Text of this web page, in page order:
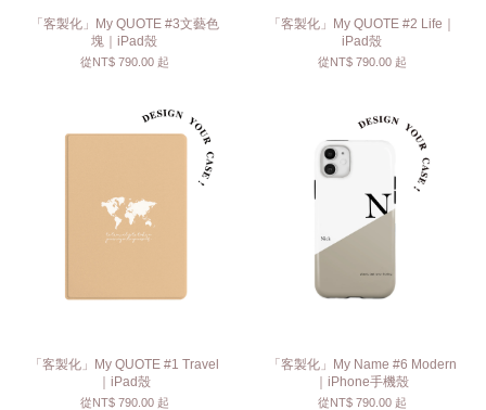
「客製化」My QUOTE #3文藝色
塊｜iPad殼
從NT$ 790.00 起
「客製化」My QUOTE #2 Life｜
iPad殼
從NT$ 790.00 起
「客製化」My QUOTE #1 Travel
｜iPad殼
從NT$ 790.00 起
「客製化」My Name #6 Modern
｜iPhone手機殼
從NT$ 790.00 起